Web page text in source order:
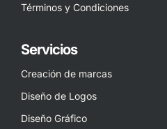
Términos y Condiciones
Servicios
Creación de marcas
Diseño de Logos
Diseño Gráfico